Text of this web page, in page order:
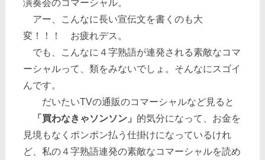
演奏会のコマーシャル。
アー、こんなに長い宣伝文を書くのも大
変！！！ お疲れデス。
でも、こんなに４字熟語が連発される素敵なコマ
ーシャルって、類をみないでしょ。そんなにスゴイ
んです。
だいたいTVの通販のコマーシャルなど見ると
「買わなきゃソンソン」 的気分になって、お金を
見境もなくポンポン払う仕掛けになっているけれ
ど、私の４字熟語連発の素敵なコマーシャルを読め